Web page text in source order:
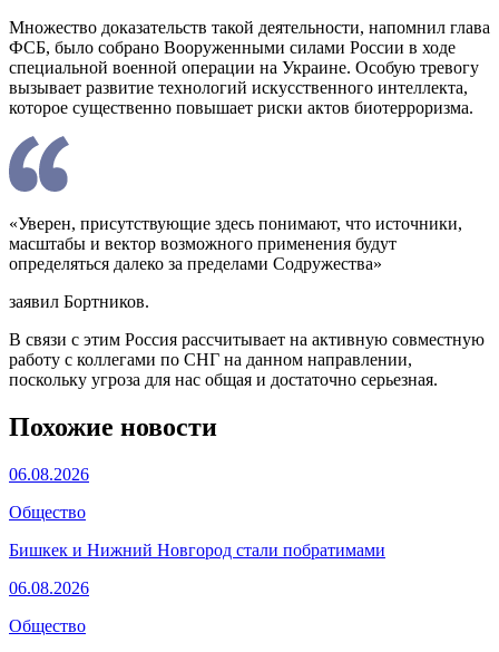
Множество доказательств такой деятельности, напомнил глава
ФСБ, было собрано Вооруженными силами России в ходе
специальной военной операции на Украине. Особую тревогу
вызывает развитие технологий искусственного интеллекта,
которое существенно повышает риски актов биотерроризма.
«Уверен, присутствующие здесь понимают, что источники,
масштабы и вектор возможного применения будут
определяться далеко за пределами Содружества»
заявил Бортников.
В связи с этим Россия рассчитывает на активную совместную
работу с коллегами по СНГ на данном направлении,
поскольку угроза для нас общая и достаточно серьезная.
Похожие новости
06.08.2026
Общество
Бишкек и Нижний Новгород стали побратимами
06.08.2026
Общество